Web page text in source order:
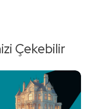
Detaylı
İncele
Çekebilir